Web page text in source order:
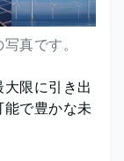
真です。
限に引き出
で豊かな未